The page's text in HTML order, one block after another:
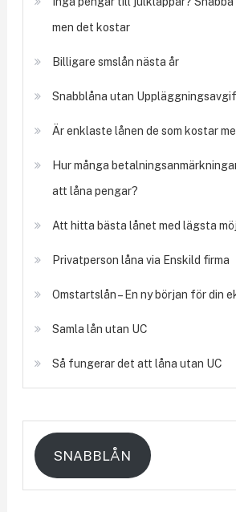
men det kostar
Billigare smslån nästa år
Snabblåna utan
Är enklaste lånen de som kostar
Hur många
att låna pengar?
Att hitta bästa lånet med lägsta
Privatperson låna via Enskild firma
Omstartslån – En ny början för din
Samla lån utan UC
Så fungerar det att låna utan UC
SNABBLÅN